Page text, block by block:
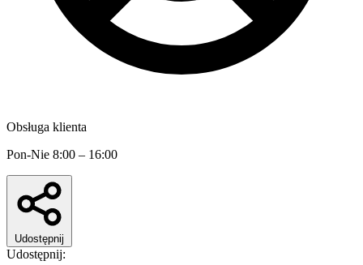
Obsługa klienta
Pon-Nie 8:00 – 16:00
Udostępnij
Udostępnij: